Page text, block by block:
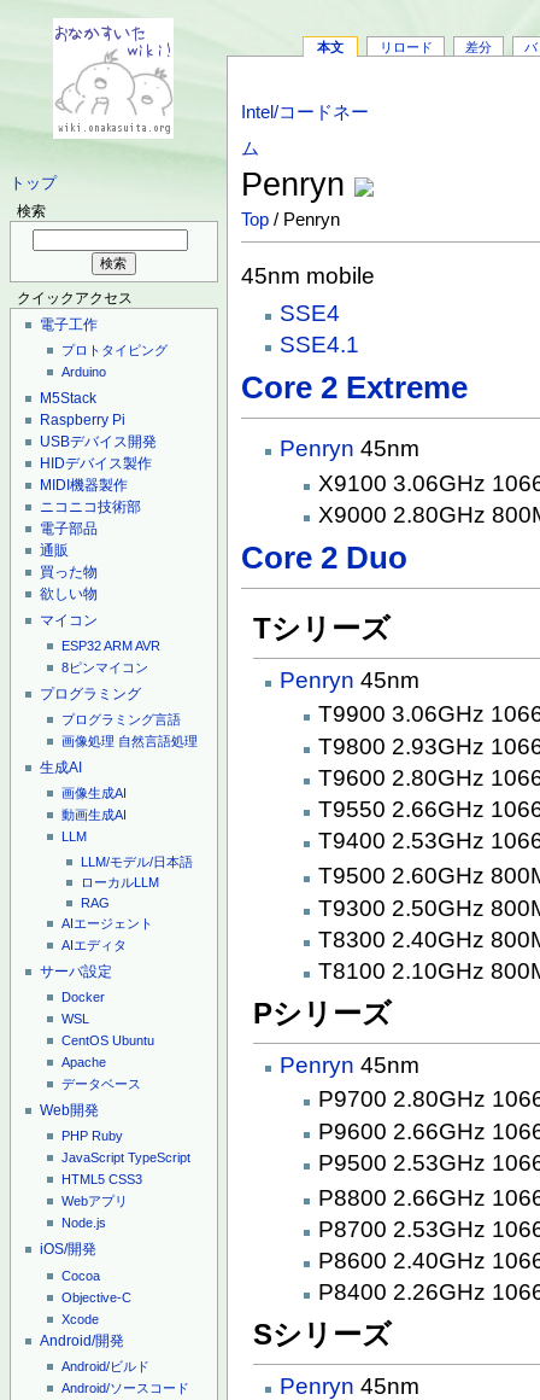
トップ
検索
クイックアクセス
電子工作
プロトタイピング
Arduino
M5Stack
Raspberry Pi
USBデバイス開発
HIDデバイス製作
MIDI機器製作
ニコニコ技術部
電子部品
通販
買った物
欲しい物
マイコン
ESP32ARMAVR
8ピンマイコン
プログラミング
プログラミング言語
画像処理 自然言語処理
生成AI
画像生成AI
動画生成AI
LLM
LLM/モデル/日本語
ローカルLLM
RAG
AIエージェント
AIエディタ
サーバ設定
Docker
WSL
CentOS Ubuntu
Apache
データベース
Web開発
PHP Ruby
JavaScript TypeScript
HTML5 CSS3
Webアプリ
Node.js
iOS/開発
Cocoa
Objective-C
Xcode
Android/開発
Android/ビルド
Android/ソースコード
本文 リロード 差分 バ
Intel/コードネー
ム
Penryn
Top / Penryn
45nm mobile
SSE4
SSE4.1
Core 2 Extreme
Penryn 45nm
X9100 3.06GHz
X9000 2.80GHz
Core 2 Duo
Tシリーズ
Penryn 45nm
T9900 3.06GHz
T9800 2.93GHz
T9600 2.80GHz
T9550 2.66GHz
T9400 2.53GHz
T9500 2.60GHz
T9300 2.50GHz
T8300 2.40GHz
T8100 2.10GHz
Pシリーズ
Penryn 45nm
P9700 2.80GHz
P9600 2.66GHz
P9500 2.53GHz
P8800 2.66GHz
P8700 2.53GHz
P8600 2.40GHz
P8400 2.26GHz
Sシリーズ
Penryn 45nm